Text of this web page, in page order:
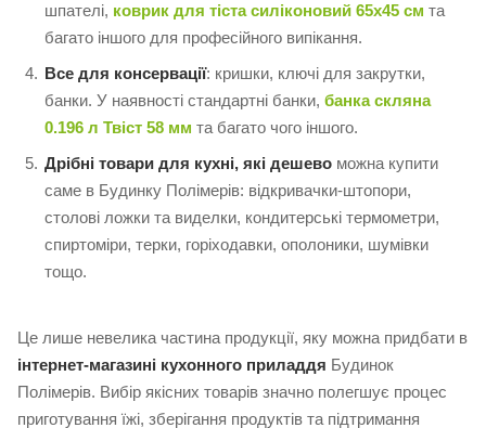
шпателі, коврик для тіста силіконовий 65х45 см та
багато іншого для професійного випікання.
Все для консервації: кришки, ключі для закрутки,
банки. У наявності стандартні банки, банка скляна
0.196 л Твіст 58 мм та багато чого іншого.
Дрібні товари для кухні, які дешево можна купити
саме в Будинку Полімерів: відкривачки-штопори,
столові ложки та виделки, кондитерські термометри,
спиртоміри, терки, горіходавки, ополоники, шумівки
тощо.
Це лише невелика частина продукції, яку можна придбати в
інтернет-магазині кухонного приладдя Будинок
Полімерів. Вибір якісних товарів значно полегшує процес
приготування їжі, зберігання продуктів та підтримання